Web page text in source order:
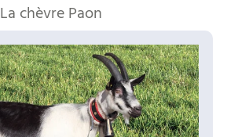
La chèvre Paon